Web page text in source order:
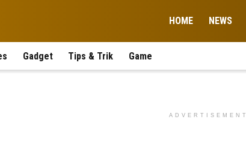
HOME NEWS
Gadget Tips & Trik Game
ADVERTISEMENT